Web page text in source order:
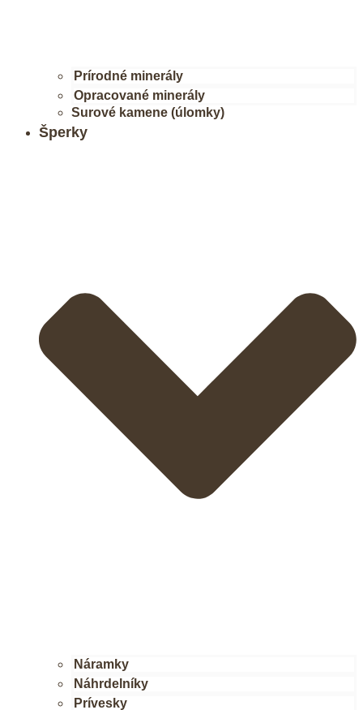
Prírodné minerály
Opracované minerály
Surové kamene (úlomky)
Šperky
Náramky
Náhrdelníky
Prívesky